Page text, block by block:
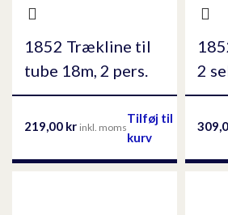
1852 Trækline til
tube 18m, 2 pers.
219,00 kr inkl. moms
Tilføj til
kurv
2